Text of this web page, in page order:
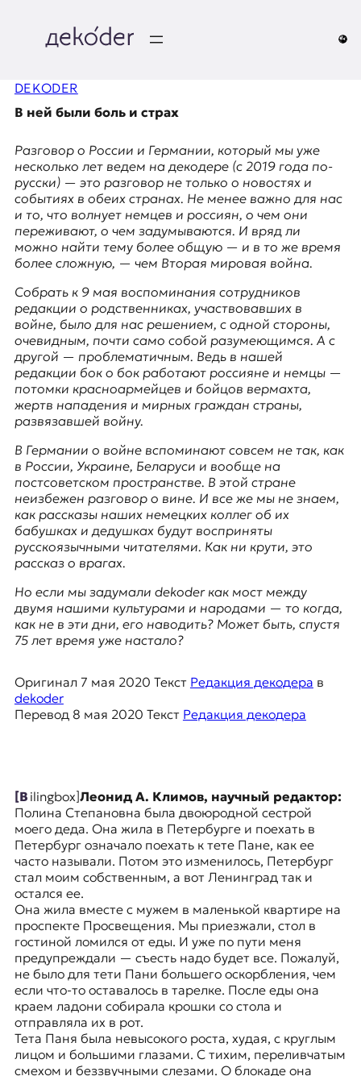
содержимому
e
k
o
d
e
r
|
D
E
K
O
D
E
R
Е
р
о
п
е
с
к
а
н
а
л
и
с
и
к
а
в
п
е
р
е
в
о
д
е
DEKODER
В ней были боль и страх
Разговор о России и Германии, который мы уже
несколько лет ведем на декодере (с 2019 года по-
русски) — это разговор не только о новостях и
событиях в обеих странах. Не менее важно для нас
и то, что волнует немцев и россиян, о чем они
переживают, о чем задумываются. И вряд ли
можно найти тему более общую — и в то же время
более сложную, — чем Вторая мировая война.
Собрать к 9 мая воспоминания сотрудников
редакции о родственниках, участвовавших в
войне, было для нас решением, с одной стороны,
очевидным, почти само собой разумеющимся. А с
другой — проблематичным. Ведь в нашей
редакции бок о бок работают россияне и немцы —
потомки красноармейцев и бойцов вермахта,
жертв нападения и мирных граждан страны,
развязавшей войну.
В Германии о войне вспоминают совсем не так, как
в России, Украине, Беларуси и вообще на
постсоветском пространстве. В этой стране
неизбежен разговор о вине. И все же мы не знаем,
как рассказы наших немецких коллег об их
бабушках и дедушках будут восприняты
русскоязычными читателями. Как ни крути, это
рассказ о врагах.
Но если мы задумали dekoder как мост между
двумя нашими культурами и народами — то когда,
как не в эти дни, его наводить? Может быть, спустя
75 лет время уже настало?
Оригинал 7 мая 2020 Текст Редакция декодера в
dekoder
Перевод 8 мая 2020 Текст Редакция декодера
[bilingbox]Леонид А. Климов, научный редактор:
Полина Степановна была двоюродной сестрой
моего деда. Она жила в Петербурге и поехать в
Петербург означало поехать к тете Пане, как ее
часто называли. Потом это изменилось, Петербург
стал моим собственным, а вот Ленинград так и
остался ее.
Она жила вместе с мужем в маленькой квартире на
проспекте Просвещения. Мы приезжали, стол в
гостиной ломился от еды. И уже по пути меня
предупреждали — съесть надо будет все. Пожалуй,
не было для тети Пани большего оскорбления, чем
если что-то оставалось в тарелке. После еды она
краем ладони собирала крошки со стола и
отправляла их в рот.
Тета Паня была невысокого роста, худая, с круглым
лицом и большими глазами. С тихим, переливчатым
смехом и беззвучными слезами. О блокаде она